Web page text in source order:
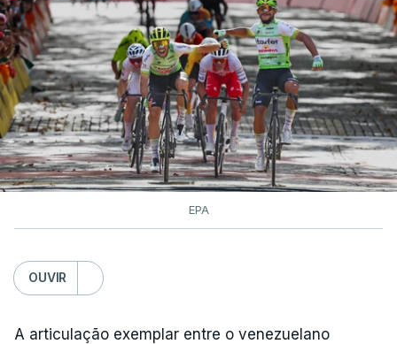
EPA
OUVIR
A articulação exemplar entre o venezuelano